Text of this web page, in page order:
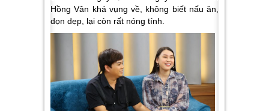
Hồng Vân khá vụng về, không biết nấu ăn,
dọn dẹp, lại còn rất nóng tính.